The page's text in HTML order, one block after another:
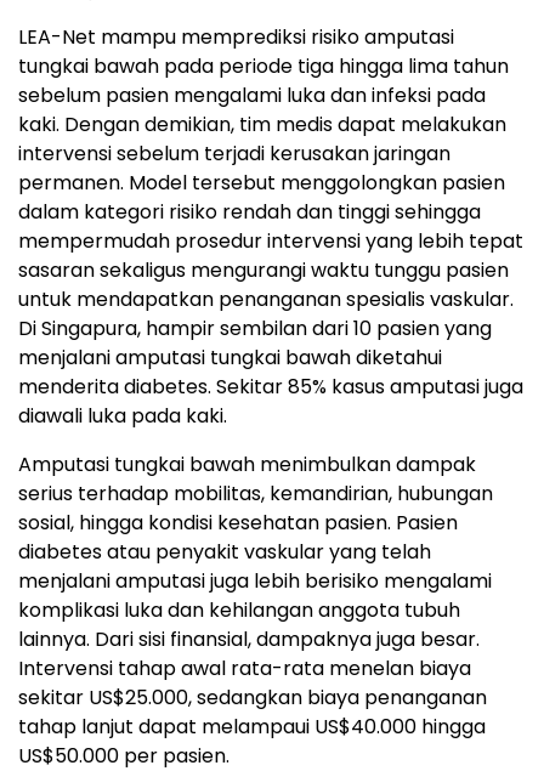
LEA-Net mampu memprediksi risiko amputasi
tungkai bawah pada periode tiga hingga lima tahun
sebelum pasien mengalami luka dan infeksi pada
kaki. Dengan demikian, tim medis dapat melakukan
intervensi sebelum terjadi kerusakan jaringan
permanen. Model tersebut menggolongkan pasien
dalam kategori risiko rendah dan tinggi sehingga
mempermudah prosedur intervensi yang lebih tepat
sasaran sekaligus mengurangi waktu tunggu pasien
untuk mendapatkan penanganan spesialis vaskular.
Di Singapura, hampir sembilan dari 10 pasien yang
menjalani amputasi tungkai bawah diketahui
menderita diabetes. Sekitar 85% kasus amputasi juga
diawali luka pada kaki.
Amputasi tungkai bawah menimbulkan dampak
serius terhadap mobilitas, kemandirian, hubungan
sosial, hingga kondisi kesehatan pasien. Pasien
diabetes atau penyakit vaskular yang telah
menjalani amputasi juga lebih berisiko mengalami
komplikasi luka dan kehilangan anggota tubuh
lainnya. Dari sisi finansial, dampaknya juga besar.
Intervensi tahap awal rata-rata menelan biaya
sekitar US$25.000, sedangkan biaya penanganan
tahap lanjut dapat melampaui US$40.000 hingga
US$50.000 per pasien.